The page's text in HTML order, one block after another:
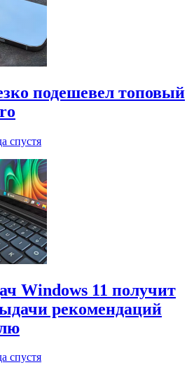
подешевел топовый
спустя
Windows 11 получит
рекомендаций
спустя